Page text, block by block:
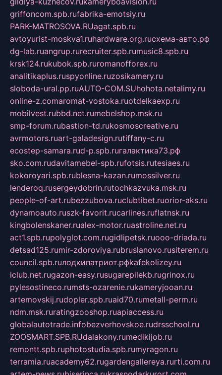
griffoncom.spb.rufabrika-emotsiy.ru
PARK-MATROSOVA.RUagat.spb.ru
avtoyurist-moskva1.ruhardware.org.ruсхема-авто.рф
dg-lab.ruangrup.rurecruiter.spb.rumusic8.spb.ru
krsk124.rukubok.spb.ruromanofforex.ru
analitikaplus.ruspyonline.ruzosikamery.ru
sloboda-ural.pp.ruAUTO-COM.SUhohota.netalimy.ru
online-z.comaromat-vostoka.ruotdelkaexp.ru
mobilvest.rubbd.net.rumebelshop.msk.ru
smp-forum.rubastion-td.rukosmoscreative.ru
avrmotors.ruart-galadesign.rutiffany-c.ru
ecostep-samara.rud-p.spb.ruгалактика73.рф
sko.com.rudavitamebel-spb.rufotsis.rutesiaes.ru
kokoroyari.spb.rublesna-kazan.rumossilver.ru
lenderoq.rusergeydobrin.rutochkazvuka.msk.ru
people-of-art.rubezzubova.ruclubtibet.ruorior-aks.ru
dynamoauto.ruszk-favorit.rucarlines.ruflatnsk.ru
kingbolenskaner.rualex-motor.ruastroline.net.ru
act1.spb.rupolyglot.com.rugidlipetsk.ruooo-driada.ru
detsad125.rumir-zdoroviya.rubruslanovo.rusiterem.ru
council.spb.ruлодкипатриот.рфkafekolizey.ru
iclub.net.rugazon-easy.rusugarepilekb.rugrinox.ru
pylesostineco.rumsts-ozarenie.rukameryjooan.ru
artemovskij.rudopler.spb.ruaid70.rumetall-perm.ru
ndm.msk.ruratingzooshop.ruapiaccess.ru
globalautotrade.infobezverhovskoe.rudrsschool.ru
ZOOSMART.SPB.RUdalakony.rumedikijob.ru
remontt.spb.ruphotostudia.spb.rumyragon.ru
terramia.ruacademy62.rugardengallereya.rurti.com.ru